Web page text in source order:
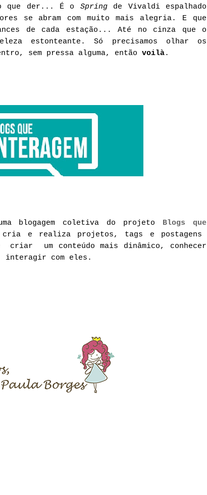
que der... É o Springde Vivaldi espalhado
se abram com muito mais alegria. E que
de cada estação... Até no cinza que o
estonteante. Só precisamos olhar os
sem pressa alguma, então voilà.
blogagem coletiva do projeto
Blogs que
e realiza projetos, tags e postagens
um conteúdo mais dinâmico, conhecer
interagir com eles.